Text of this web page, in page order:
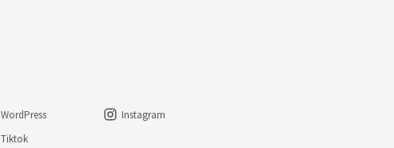
WordPress
Instagram
Tiktok